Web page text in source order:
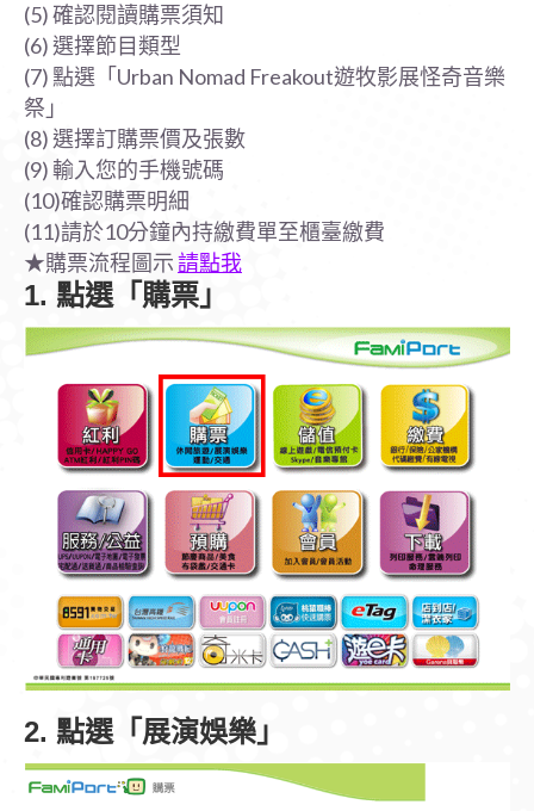
(5) 確認閱讀購票須知
(6) 選擇節目類型
(7) 點選「Urban Nomad Freakout遊牧影展怪奇音樂
祭」
(8) 選擇訂購票價及張數
(9) 輸入您的手機號碼
(10)確認購票明細
(11)請於10分鐘內持繳費單至櫃臺繳費
★購票流程圖示請點我
1. 點選「購票」
2. 點選「展演娛樂」